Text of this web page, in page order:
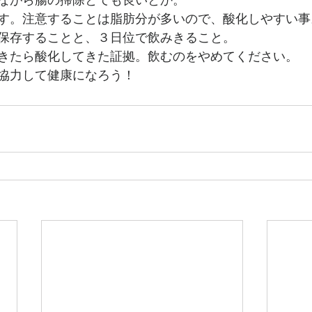
。注意することは脂肪分が多いので、酸化しやすい
存することと、３日位で飲みきること。
たら酸化してきた証拠。飲むのをやめてください。
力して健康になろう！